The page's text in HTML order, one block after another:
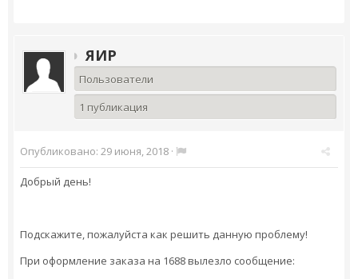
ЯИР
Пользователи
1 публикация
Опубликовано: 29 июня, 2018 ·
Добрый день!
Подскажите, пожалуйста как решить данную проблему!
При оформление заказа на 1688 вылезло сообщение: